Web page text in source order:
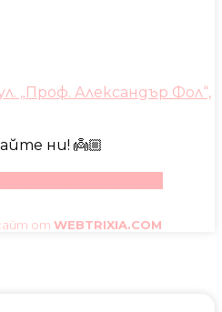
„Проф. Александър Фол“,
ни! 👼🏼
от WEBTRIXIA.COM